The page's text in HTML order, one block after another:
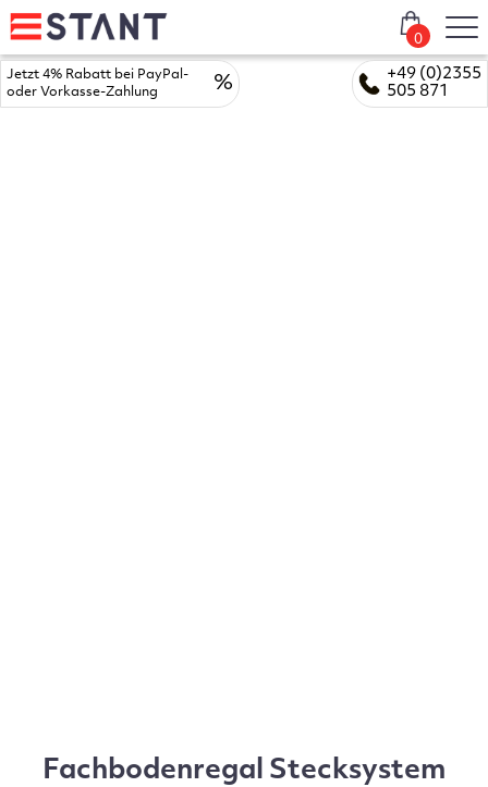
+49 (0)2355
505 871
Jetzt 4% Rabatt bei PayPal-
oder Vorkasse-Zahlung
%
0
Fachbodenregal Stecksystem